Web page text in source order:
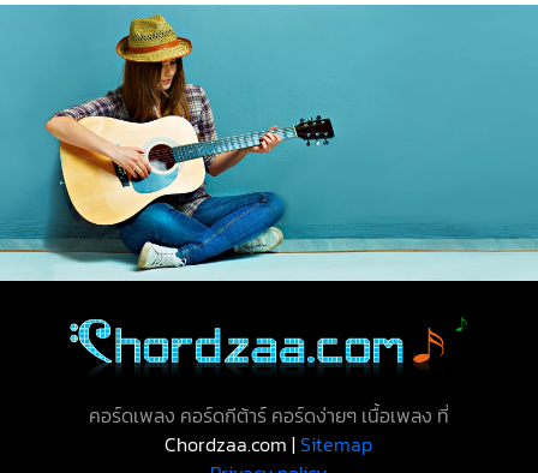
คอร์ดเพลง คอร์ดกีต้าร์ คอร์ดง่ายๆ เนื้อเพลง ที่
Chordzaa.com |Sitemap